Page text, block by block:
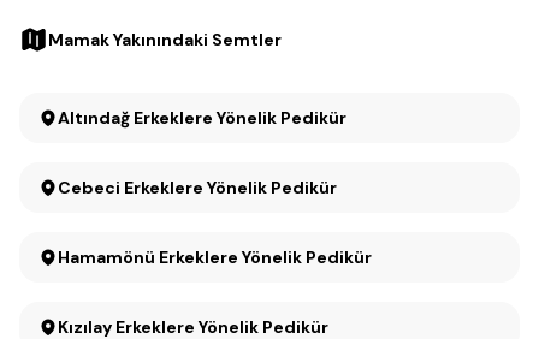
Mamak Yakınındaki Semtler
Altındağ Erkeklere Yönelik Pedikür
Cebeci Erkeklere Yönelik Pedikür
Hamamönü Erkeklere Yönelik Pedikür
Kızılay Erkeklere Yönelik Pedikür